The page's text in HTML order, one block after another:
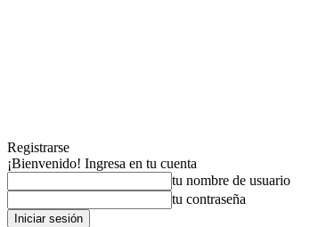
Registrarse
¡Bienvenido! Ingresa en tu cuenta
tu nombre de usuario
tu contraseña